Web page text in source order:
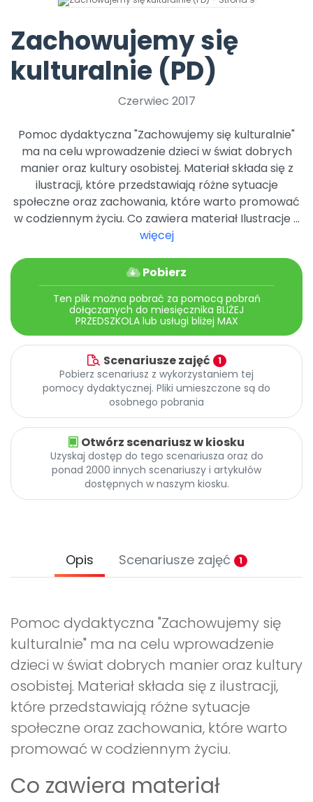
Archiwalne numery
Pomoc
Zachowujemy się
kulturalnie (PD)
Czerwiec 2017
Pomoc dydaktyczna "Zachowujemy się kulturalnie"
ma na celu wprowadzenie dzieci w świat dobrych
manier oraz kultury osobistej. Materiał składa się z
ilustracji, które przedstawiają różne sytuacje
społeczne oraz zachowania, które warto promować
w codziennym życiu. Co zawiera materiał Ilustracje ...
więcej
Pobierz
Ten plik można pobrać za pomocą pobrań
dołączanych do miesięcznika BLIŻEJ
PRZEDSZKOLA lub usługi bliżej MAX
Scenariusze zajęć 1
Pobierz scenariusz z wykorzystaniem tej
pomocy dydaktycznej. Pliki umieszczone są do
osobnego pobrania
Otwórz scenariusz w kiosku
Uzyskaj dostęp do tego scenariusza oraz do
ponad 2000 innych scenariuszy i artykułów
dostępnych w naszym kiosku.
Opis Scenariusze zajęć 1
Pomoc dydaktyczna "Zachowujemy się
kulturalnie" ma na celu wprowadzenie
dzieci w świat dobrych manier oraz kultury
osobistej. Materiał składa się z ilustracji,
które przedstawiają różne sytuacje
społeczne oraz zachowania, które warto
promować w codziennym życiu.
Co zawiera materiał